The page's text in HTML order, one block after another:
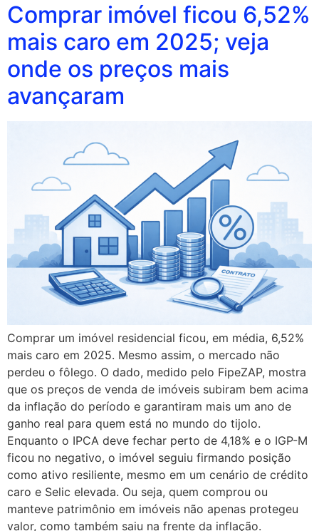
Comprar imóvel ficou 6,52%
mais caro em 2025; veja
onde os preços mais
avançaram
Comprar um imóvel residencial ficou, em média, 6,52%
mais caro em 2025. Mesmo assim, o mercado não
perdeu o fôlego. O dado, medido pelo FipeZAP, mostra
que os preços de venda de imóveis subiram bem acima
da inflação do período e garantiram mais um ano de
ganho real para quem está no mundo do tijolo.
Enquanto o IPCA deve fechar perto de 4,18% e o IGP-M
ficou no negativo, o imóvel seguiu firmando posição
como ativo resiliente, mesmo em um cenário de crédito
caro e Selic elevada. Ou seja, quem comprou ou
manteve patrimônio em imóveis não apenas protegeu
valor, como também saiu na frente da inflação.